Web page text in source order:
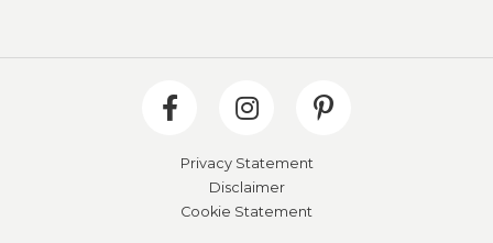
Privacy Statement
Disclaimer
Cookie Statement